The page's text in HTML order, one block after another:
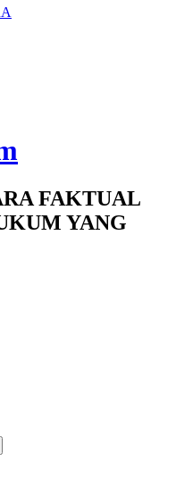
FAKTUAL
YANG